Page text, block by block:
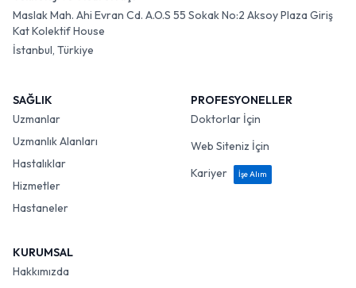
Maslak Mah. Ahi Evran Cd. A.O.S 55 Sokak No:2 Aksoy Plaza Giriş
Kat Kolektif House
İstanbul, Türkiye
SAĞLIK
Uzmanlar
Uzmanlık Alanları
Hastalıklar
Hizmetler
Hastaneler
PROFESYONELLER
Doktorlar İçin
Web Siteniz İçin
Kariyer
İşe Alım
KURUMSAL
Hakkımızda